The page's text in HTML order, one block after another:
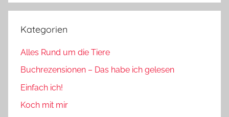
Kategorien
Alles Rund um die Tiere
Buchrezensionen – Das habe ich gelesen
Einfach ich!
Koch mit mir